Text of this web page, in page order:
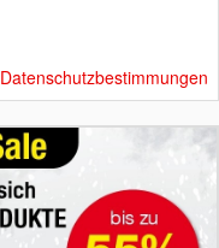
Datenschutzbestimmungen